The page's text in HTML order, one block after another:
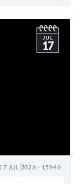
17 JUL 2026 - 15h46
JUL
17